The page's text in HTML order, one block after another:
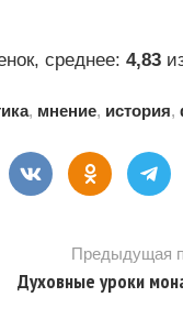
среднее: 4,83
, мнение, история,
Предыдущая
Духовные уроки